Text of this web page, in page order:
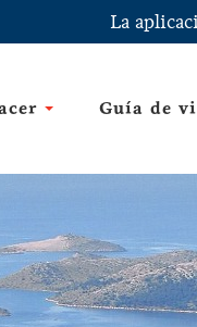
La
Guía de